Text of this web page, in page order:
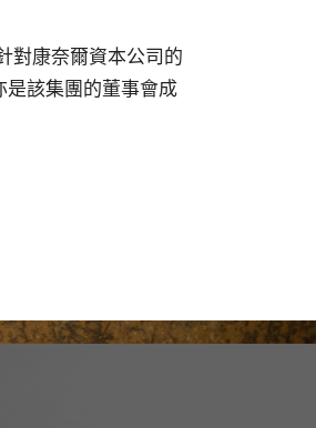
對康奈爾資本公司的
該集團的董事會成